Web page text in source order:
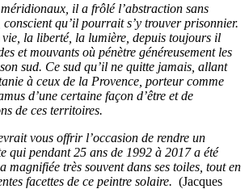
il a frôlé l’abstraction sans
conscient qu’il pourrait s’y trouver prisonnier.
vie, la liberté, la lumière, depuis toujours il
et mouvants où pénètre généreusement les
sud. Ce sud qu’il ne quitte jamais, allant
à ceux de la Provence, porteur comme
d’une certaine façon d’être et de
de ces territoires.
vous offrir l’occasion de rendre un
qui pendant 25 ans de 1992 à 2017 a été
magnifiée très souvent dans ses toiles, tout en
facettes de ce peintre solaire. (Jacques